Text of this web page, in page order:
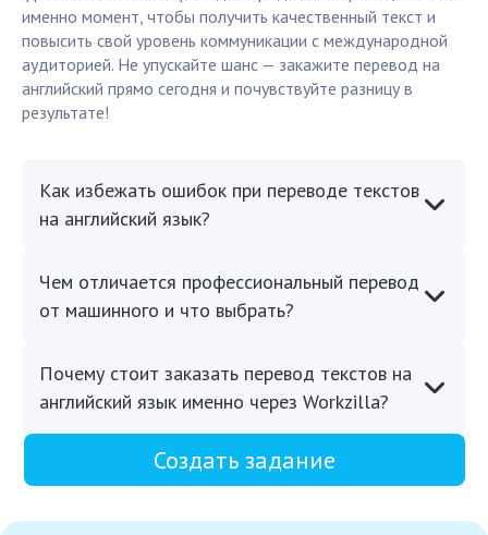
именно момент, чтобы получить качественный текст и
повысить свой уровень коммуникации с международной
аудиторией. Не упускайте шанс — закажите перевод на
английский прямо сегодня и почувствуйте разницу в
результате!
Как избежать ошибок при переводе текстов
на английский язык?
Чем отличается профессиональный перевод
от машинного и что выбрать?
Почему стоит заказать перевод текстов на
английский язык именно через Workzilla?
Создать задание